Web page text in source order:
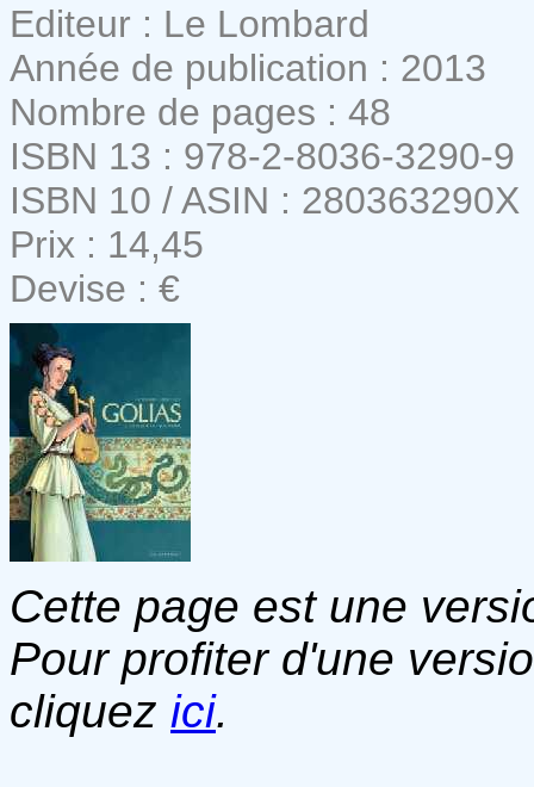
Editeur : Le Lombard
Année de publication : 2013
Nombre de pages : 48
ISBN 13 : 978-2-8036-3290-9
ISBN 10 / ASIN : 280363290X
Prix : 14,45
Devise : €
Cette page est une
Pour profiter d'une
cliquez ici.